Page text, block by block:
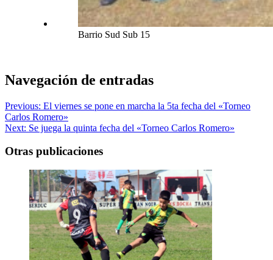
Barrio Sud Sub 15
Navegación de entradas
Previous: El viernes se pone en marcha la 5ta fecha del «Torneo
Carlos Romero»
Next: Se juega la quinta fecha del «Torneo Carlos Romero»
Otras publicaciones